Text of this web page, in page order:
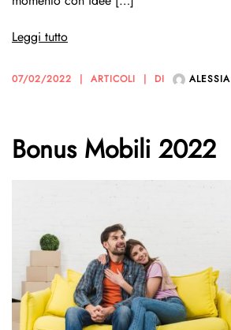
Leggi tutto
07/02/2022 ARTICOLI DI ALESSIA
Bonus Mobili 2022